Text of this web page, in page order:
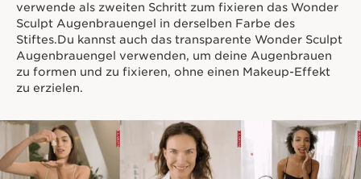
verwende als zweiten Schritt zum fixieren das Wonder
Sculpt Augenbrauengel in derselben Farbe des
Stiftes.Du kannst auch das transparente Wonder Sculpt
Augenbrauengel verwenden, um deine Augenbrauen
zu formen und zu fixieren, ohne einen Makeup-Effekt
zu erzielen.